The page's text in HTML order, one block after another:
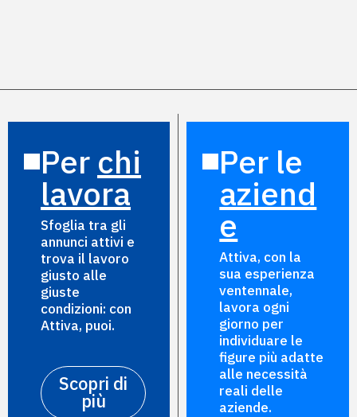
Per chi
lavora
Sfoglia tra gli
annunci attivi e
trova il lavoro
giusto alle
giuste
condizioni: con
Attiva, puoi.
Scopri di
più
Per le
aziend
e
Attiva, con la
sua esperienza
ventennale,
lavora ogni
giorno per
individuare le
figure più adatte
alle necessità
reali delle
aziende.